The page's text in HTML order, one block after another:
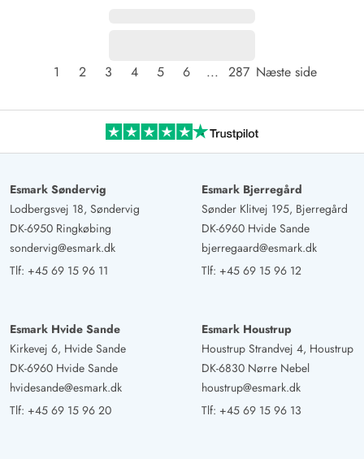
1 2 3 4 5 6 ... 287 Næste side
Esmark Søndervig
Lodbergsvej 18, Søndervig
DK-6950 Ringkøbing
sondervig@esmark.dk
Tlf: +45 69 15 96 11
Esmark Bjerregård
Sønder Klitvej 195, Bjerregård
DK-6960 Hvide Sande
bjerregaard@esmark.dk
Tlf: +45 69 15 96 12
Esmark Hvide Sande
Kirkevej 6, Hvide Sande
DK-6960 Hvide Sande
hvidesande@esmark.dk
Tlf: +45 69 15 96 20
Esmark Houstrup
Houstrup Strandvej 4, Houstrup
DK-6830 Nørre Nebel
houstrup@esmark.dk
Tlf: +45 69 15 96 13